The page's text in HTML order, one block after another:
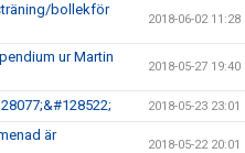
bollekför
2018-06-02 11:28
ur Martin
2018-05-27 19:40
2018-05-23 23:01
är
2018-05-22 20:01